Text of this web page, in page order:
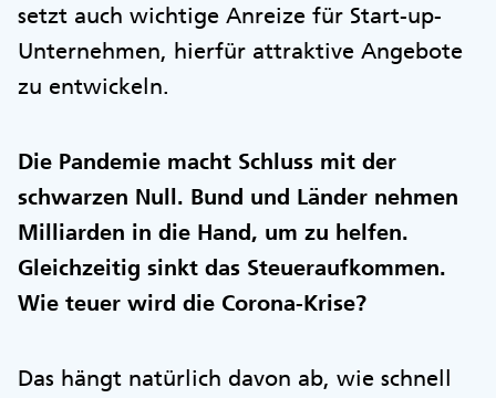
setzt auch wichtige Anreize für Start-up-
Unternehmen, hierfür attraktive Angebote
zu entwickeln.
Die Pandemie macht Schluss mit der
schwarzen Null. Bund und Länder nehmen
Milliarden in die Hand, um zu helfen.
Gleichzeitig sinkt das Steueraufkommen.
Wie teuer wird die Corona-Krise?
Das hängt natürlich davon ab, wie schnell